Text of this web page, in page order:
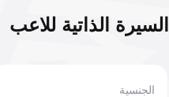
السيرة الذاتية للاعب
الجنسية